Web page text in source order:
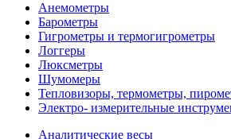
Анемометры
Барометры
Гигрометры и термогигрометры
Логгеры
Люксметры
Шумомеры
Тепловизоры, термометры,
Электро- измерительные
Аналитические весы